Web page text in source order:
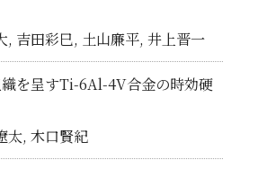
, 吉田彩巳, 土山廉平, 井上晋一
を呈すTi-6Al-4V合金の時効硬
太, 木口賢紀